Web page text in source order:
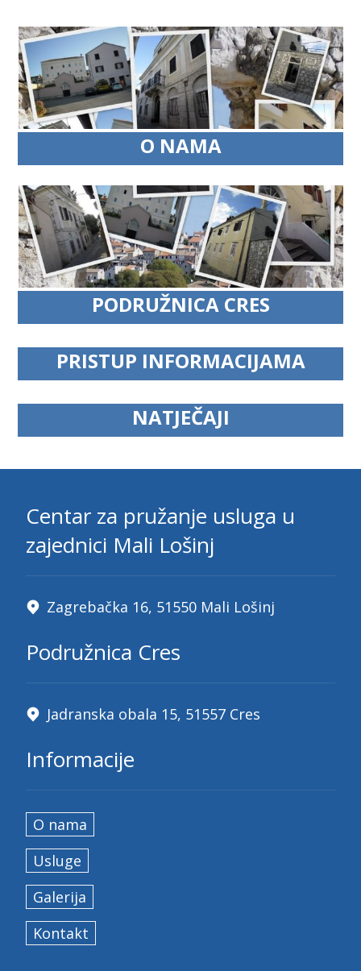
O NAMA
PODRUŽNICA CRES
PRISTUP INFORMACIJAMA
NATJEČAJI
Centar za pružanje usluga u
zajednici Mali Lošinj
Zagrebačka 16, 51550 Mali Lošinj
Podružnica Cres
Jadranska obala 15, 51557 Cres
Informacije
O nama
Usluge
Galerija
Kontakt